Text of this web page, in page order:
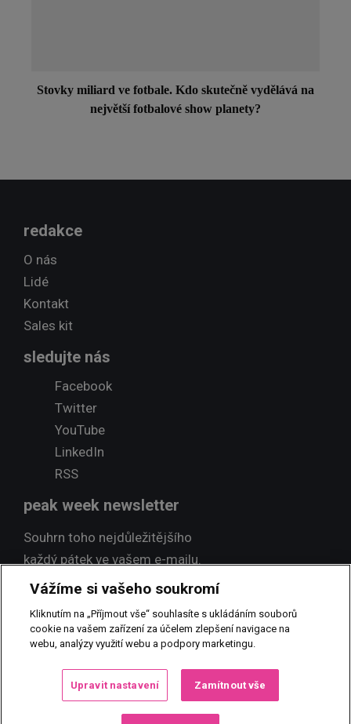
Stovky miliard ve fotbale. Kdo skutečně vydělává na
největší fotbalové show planety?
redakce
O nás
Lidé
Kontakt
Sales kit
sledujte nás
Facebook
Twitter
YouTube
LinkedIn
RSS
peak week newsletter
Souhrn toho nejdůležitějšího
každý pátek ve vašem e-mailu.
převzetí, šíření či dalšího zpřístupňování článků a fotografií je bez
písemného souhlasu PEAK NEWS MEDIA, s.r.o. zakázáno.
Vážíme si vašeho soukromí
Kliknutím na „Příjmout vše“ souhlasíte s ukládáním souborů
cookie na vašem zařízení za účelem zlepšení navigace na
webu, analýzy využití webu a podpory marketingu.
Upravit nastavení Zamítnout vše